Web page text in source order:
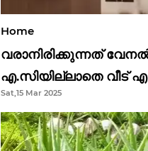
Home
വരാനിരിക്കുന്നത്
എ.സിയില്ലാതെ വീട്
Sat,15 Mar 2025